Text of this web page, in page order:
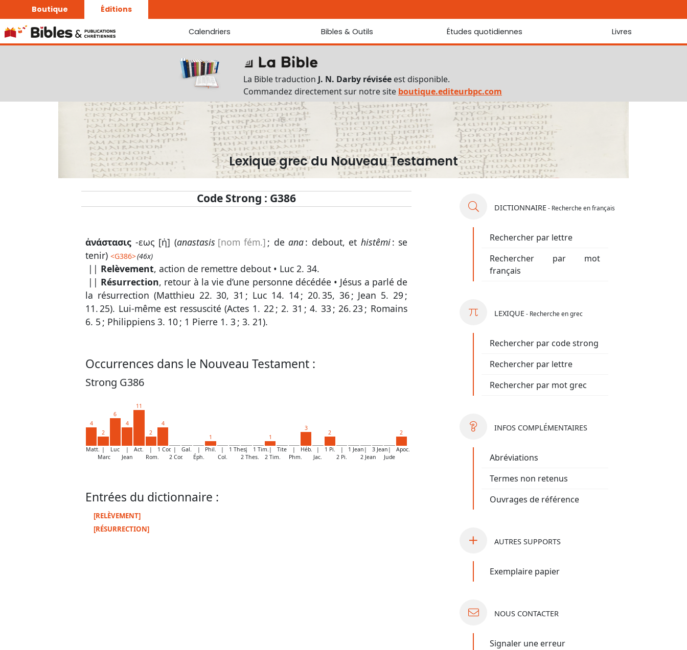
Boutique Éditions
Calendriers
La Bonne Semence
Le Seigneur est proche
Bibles & Outils
Bibles
Traduction J. N. Darby révisée
Traduction J. N. Darby
Ancien Testament interlinéaire
Nouveau Testament interlinéaire
Outils
Dictionnaire français du Nouveau Testament
Lexique grec du Nouveau Testament
Questionnaire de connaissances du Nouveau Testament
Téléchargements
Études quotidiennes Livres
La Bible traduction J. N. Darby révisée est disponible.
Commandez directement sur notre site boutique.editeurbpc.com
Lexique grec du Nouveau Testament
Code Strong : G386
ἀνάστασις -εως [ἡ] (anastasis [nom fém.] ; de ana: debout, et histêmi: se
tenir) <G386>(46x)
|| Relèvement, action de remettre debout • Luc 2. 34.
|| Résurrection, retour à la vie d’une personne décédée • Jésus a parlé de
la résurrection (Matthieu 22. 30, 31 ; Luc 14. 14; 20. 35, 36; Jean 5. 29;
11. 25). Lui-même est ressuscité (Actes 1. 22;2. 31 ;4. 33 ;26. 23 ; Romains
6. 5 ; Philippiens 3. 10; 1 Pierre 1. 3 ; 3. 21).
Occurrences dans le Nouveau Testament :
Strong G386
4
Matt.
2
|
Marc
6
Luc
4
|
Jean
11
Act.
2
|
Rom.
4
1 Cor. |
2 Cor.
Gal.
|
Éph.
1
Phil.
|
Col.
1 Thes.
|
2 Thes.
1 Tim.
1
|
2 Tim.
Tite
|
Phm.
3
Héb.
|
Jac.
2
1 Pi.
|
2 Pi.
1 Jean |
2 Jean
3 Jean |
Jude
2
Apoc.
Entrées du dictionnaire :
[RELÈVEMENT]
[RÉSURRECTION]
DICTIONNAIRE- Recherche en français
Rechercher par lettre
Rechercher par mot
français
LEXIQUE- Recherche en grec
Rechercher par code strong
Rechercher par lettre
Rechercher par mot grec
INFOS COMPLÉMENTAIRES
Abréviations
Termes non retenus
Ouvrages de référence
AUTRES SUPPORTS
Exemplaire papier
NOUS CONTACTER
Signaler une erreur